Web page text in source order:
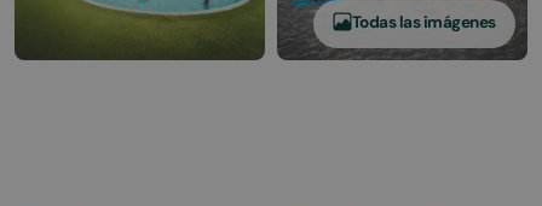
Todas las imágenes